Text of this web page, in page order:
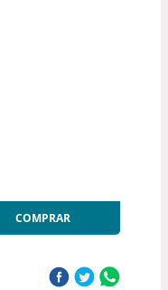
COMPRAR